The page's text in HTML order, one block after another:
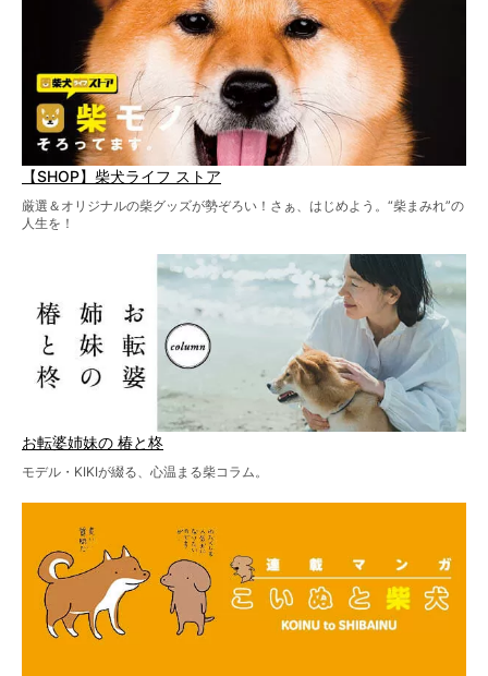
【SHOP】柴犬ライフ ストア
厳選＆オリジナルの柴グッズが勢ぞろい！さぁ、はじめよう。“柴まみれ”の
人生を！
お転婆姉妹の 椿と柊
モデル・KIKIが綴る、心温まる柴コラム。